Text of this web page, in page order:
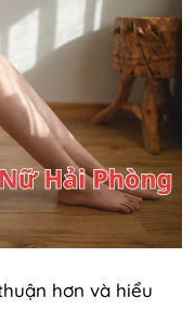
hơn và hiểu